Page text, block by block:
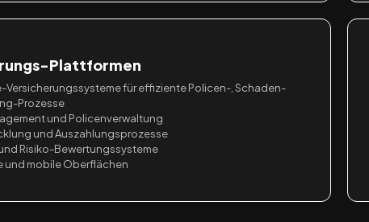
Plattformen
Versicherungssysteme für effiziente Policen-, Schaden-
Prozesse
und Policenverwaltung
und Auszahlungsprozesse
Risiko-Bewertungssysteme
und mobile Oberflächen